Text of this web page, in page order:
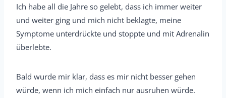
Ich habe all die Jahre so gelebt, dass ich immer weiter
und weiter ging und mich nicht beklagte, meine
Symptome unterdrückte und stoppte und mit Adrenalin
überlebte.
Bald wurde mir klar, dass es mir nicht besser gehen
würde, wenn ich mich einfach nur ausruhen würde.